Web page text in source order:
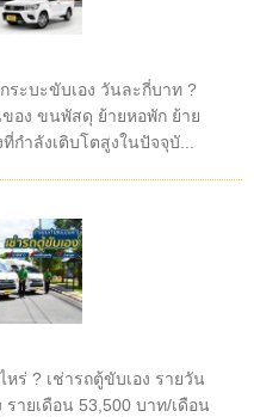
ระบะขับเอง วันละกี่บาท ?
อง ขนพัสดุ ย้ายหอพัก ย้าย
ำลังเติบโตสูงในปัจจุบั...
หร่ ? เช่ารถตู้ขับเอง รายวัน
ายเดือน 53,500 บาท/เดือน